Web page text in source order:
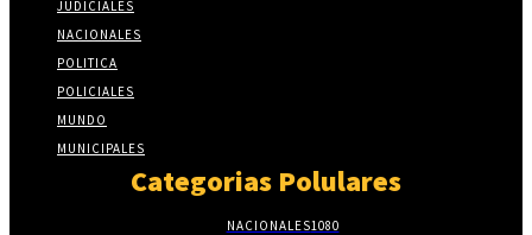
JUDICIALES
NACIONALES
POLITICA
POLICIALES
MUNDO
MUNICIPALES
Categorias Polulares
NACIONALES1080